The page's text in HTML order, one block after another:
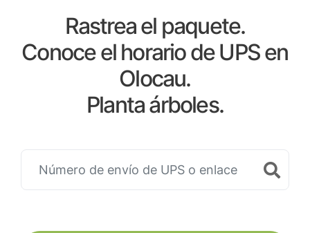
Rastrea el paquete.
Conoce el horario de UPS en
Olocau.
Planta árboles.